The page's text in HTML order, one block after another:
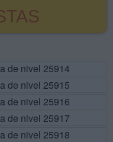
de nivel 25914
de nivel 25915
de nivel 25916
de nivel 25917
de nivel 25918